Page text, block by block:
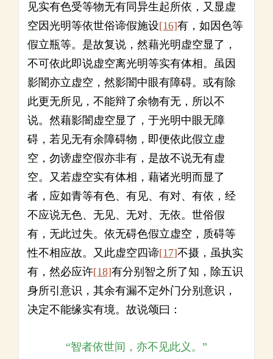
见实有色受等物无有同异生起所依，又显虚
空因光明等依世俗谛假施设[16]有，如因色等
假立瓶等。是故复说，然藉光明虚空显了，
不可依此即说虚空离光明等实有体相。虽因
影闇亦立虚空，然影闇中眼有障碍。或有除
此更无所见，不能辩了余物有无，所以不
说。然藉影闇虚空显了，于光明中眼无障
碍，若见无有余障碍物，即便依此假立虚
空，勿谤虚空假亦非有，是故不说无有虚
空。又若虚空实有体相，藉诸光明而显了
者，应如青等有色、有见、有对、有依，经
不应说无色、无见、无对、无依。世俗假
有，无此过失。依无碍色假立虚空，质碍等
性不相应故。又此虚空四谛[17]不摄，虽执实
有，然必应许[18]有分别智之所了知，除五识
身所引意识，其余有漏不定外门分别意识，
决定不能缘实有境。故说颂曰：
“智者依世间，亦不见此义。”